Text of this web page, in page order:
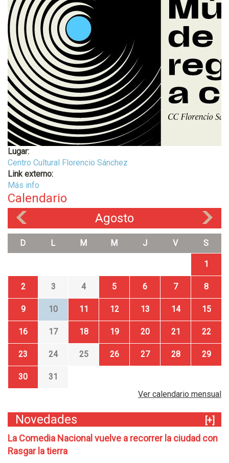
Lugar:
Centro Cultural Florencio Sánchez
Link externo:
Más info
Calendario
Agosto
D L M M J V S
1
2 3 4 5 6 7 8
9 10 11 12 13 14 15
16 17 18 19 20 21 22
23 24 25 26 27 28 29
30
31
Ver calendario mensual
Novedades
[+]
La Comedia Nacional vuelve a recorrer la ciudad con
Rasgar la tierra